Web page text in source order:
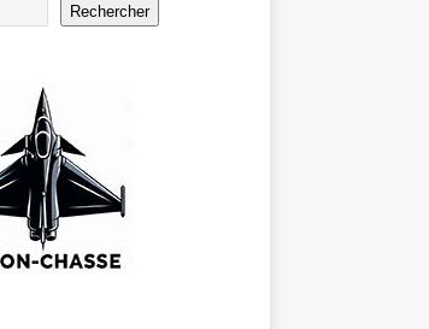
Rechercher